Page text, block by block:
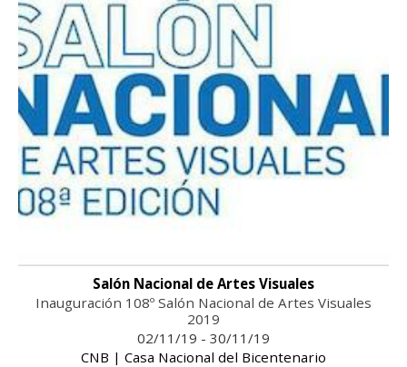
Salón Nacional de Artes Visuales
Inauguración 108º Salón Nacional de Artes Visuales
2019
02/11/19 - 30/11/19
CNB | Casa Nacional del Bicentenario